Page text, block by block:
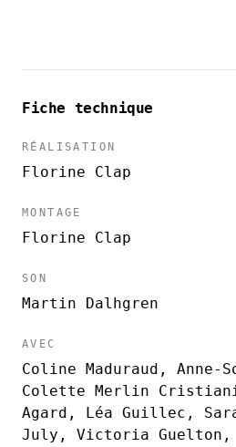
Fiche technique
RÉALISATION
Florine Clap
MONTAGE
Florine Clap
SON
Martin Dalhgren
AVEC
Coline Maduraud, Anne-
Colette Merlin
Agard, Léa Guillec,
July, Victoria Guelton,